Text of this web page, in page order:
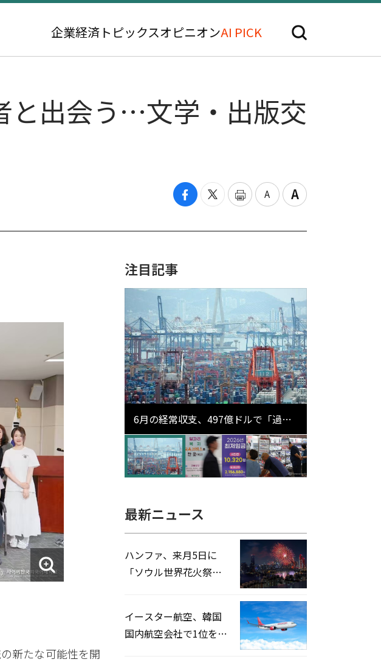
企業経済 トピックスオピニオンAI PICK
と出会う…文学・出版交
新たな可能性を開
注目記事
6月の経常収支、497億ドルで「過去
最大」…輸出が初の1000億ドル突破
最新ニュース
ハンファ、来月5日に
「ソウル世界花火祭り
イースター航空、韓国
国内航空会社で1位を記